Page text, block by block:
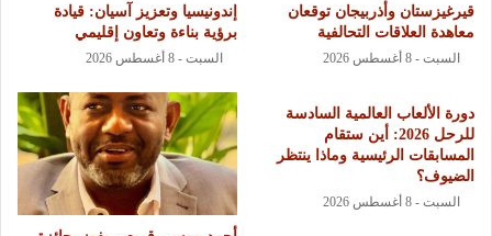
قيرغيزستان وأذربيجان توقعان
معاهدة العلاقات التحالفية
السبت - 8 أغسطس 2026
إندونيسيا وتعزيز آسيان: قيادة
برؤية بناءة وتعاون إقليمي
السبت - 8 أغسطس 2026
دورة الألعاب العالمية السادسة
للرحل 2026: أين ستقام
المسابقات الرئيسية وماذا ينتظر
الضيوف؟
السبت - 8 أغسطس 2026